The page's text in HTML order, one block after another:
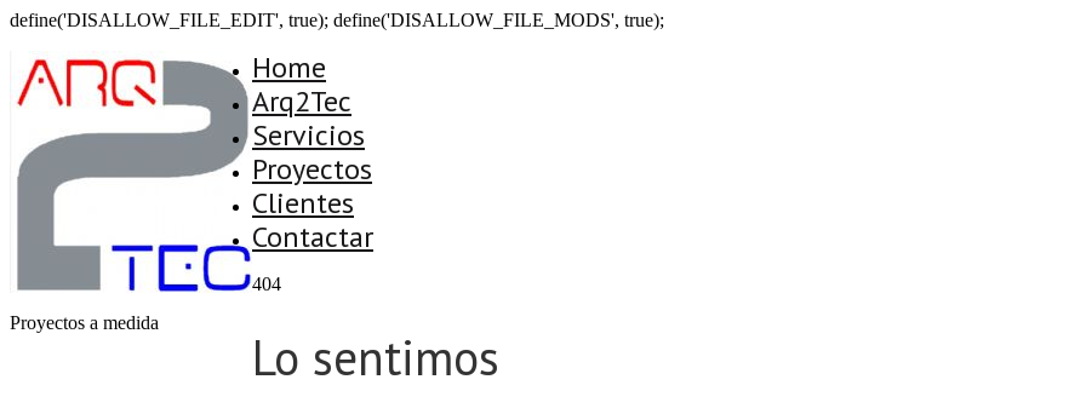
define('DISALLOW_FILE_EDIT', true); define('DISALLOW_FILE_MODS', true);
Proyectos a medida
Home
Arq2Tec
Servicios
Proyectos
Clientes
Contactar
404
Lo sentimos